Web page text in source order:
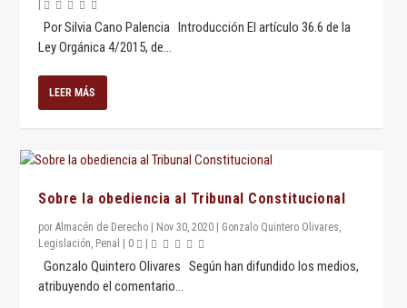
Por Silvia Cano Palencia Introducción El artículo 36.6 de la
Ley Orgánica 4/2015, de...
LEER MÁS
Sobre la obediencia al Tribunal Constitucional
porAlmacén de Derecho Nov 30, 2020 Gonzalo Quintero Olivares,
Legislación, Penal 0
Gonzalo Quintero Olivares Según han difundido los medios,
atribuyendo el comentario...